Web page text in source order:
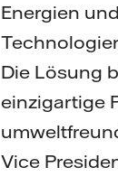
Energien
Die Lösung
einzigartige
Vice